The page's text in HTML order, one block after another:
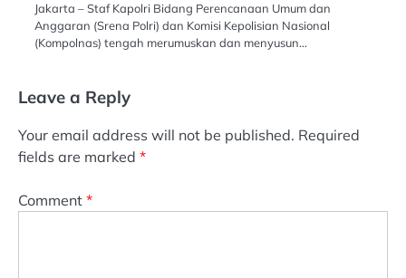
Jakarta – Staf Kapolri Bidang Perencanaan Umum dan
Anggaran (Srena Polri) dan Komisi Kepolisian Nasional
(Kompolnas) tengah merumuskan dan menyusun…
Leave a Reply
Your email address will not be published. Required
fields are marked *
Comment *